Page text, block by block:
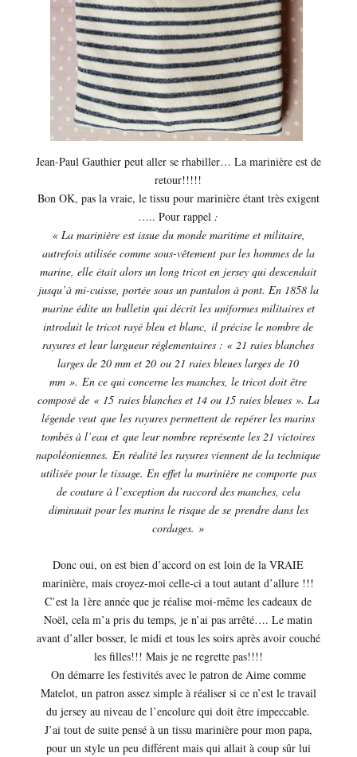
Jean-Paul Gauthier peut aller se rhabiller… La marinière est de
retour!!!!!
Bon OK, pas la vraie, le tissu pour marinière étant très exigent
….. Pour rappel :
« La marinière est issue du monde maritime et militaire,
autrefois utilisée comme sous-vêtement par les hommes de la
marine, elle était alors un long tricot en jersey qui descendait
jusqu’à mi-cuisse, portée sous un pantalon à pont. En 1858 la
marine édite un bulletin qui décrit les uniformes militaires et
introduit le tricot rayé bleu et blanc, il précise le nombre de
rayures et leur largueur réglementaires : « 21 raies blanches
larges de 20 mm et 20 ou 21 raies bleues larges de 10
mm ». En ce qui concerne les manches, le tricot doit être
composé de « 15 raies blanches et 14 ou 15 raies bleues ». La
légende veut que les rayures permettent de repérer les marins
tombés à l’eau et que leur nombre représente les 21 victoires
napoléoniennes. En réalité les rayures viennent de la technique
utilisée pour le tissage. En effet la marinière ne comporte pas
de couture à l’exception du raccord des manches, cela
diminuait pour les marins le risque de se prendre dans les
cordages. »
Donc oui, on est bien d’accord on est loin de la VRAIE
marinière, mais croyez-moi celle-ci a tout autant d’allure !!!
C’est la 1ère année que je réalise moi-même les cadeaux de
Noël, cela m’a pris du temps, je n’ai pas arrêté…. Le matin
avant d’aller bosser, le midi et tous les soirs après avoir couché
les filles!!! Mais je ne regrette pas!!!!
On démarre les festivités avec le patron de Aime comme
Matelot, un patron assez simple à réaliser si ce n’est le travail
du jersey au niveau de l’encolure qui doit être impeccable.
J’ai tout de suite pensé à un tissu marinière pour mon papa,
pour un style un peu différent mais qui allait à coup sûr lui